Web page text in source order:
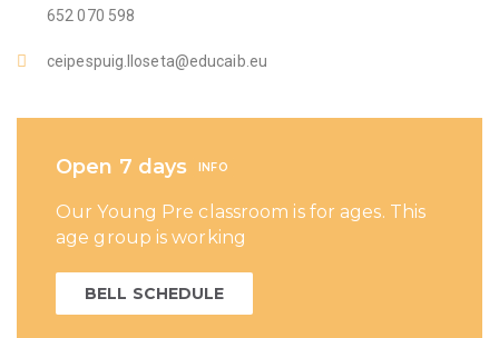
652 070 598
ceipespuig.lloseta@educaib.eu
Open 7 days INFO
Our Young Pre classroom is for ages. This
age group is working
BELL SCHEDULE